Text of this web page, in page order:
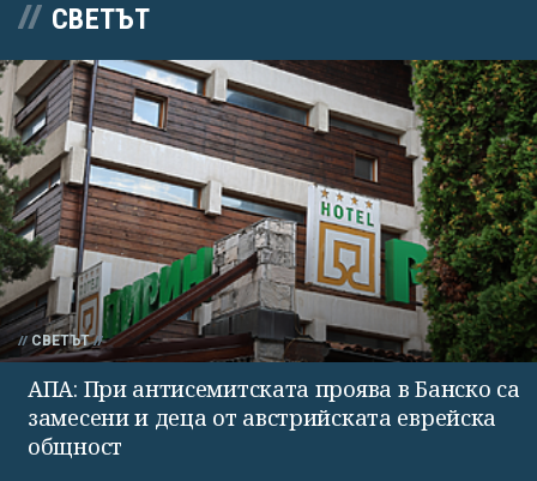
СВЕТЪТ
СВЕТЪТ
АПА: При антисемитската проява в Банско са
замесени и деца от австрийската еврейска
общност